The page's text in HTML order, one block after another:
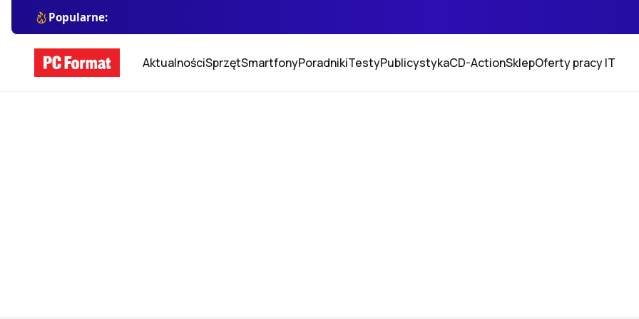
Popularne:
AktualnościSprzętSmartfonyPoradnikiTestyPublicystykaCD-ActionSklepOferty pracy IT